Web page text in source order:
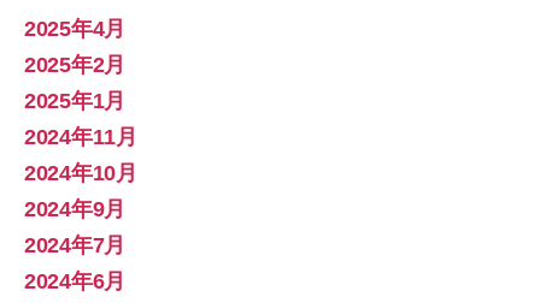
2025年4月
2025年2月
2025年1月
2024年11月
2024年10月
2024年9月
2024年7月
2024年6月